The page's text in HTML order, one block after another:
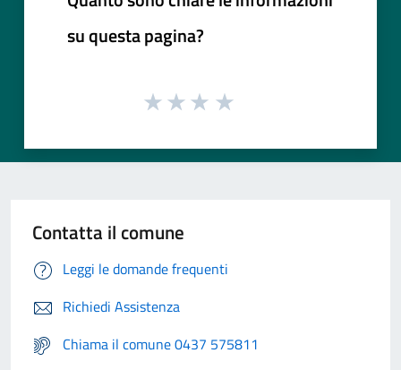
su questa pagina?
Contatta il comune
Leggi le domande frequenti
Richiedi Assistenza
Chiama il comune 0437 575811